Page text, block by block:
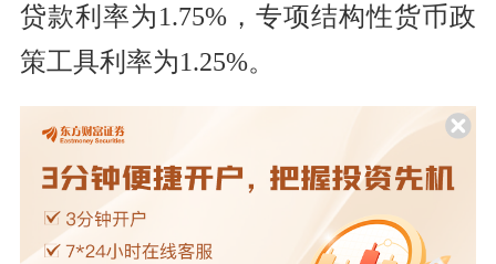
贷款利率为1.75%，专项结构性货币政
策工具利率为1.25%。